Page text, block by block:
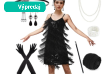
Výpredaj